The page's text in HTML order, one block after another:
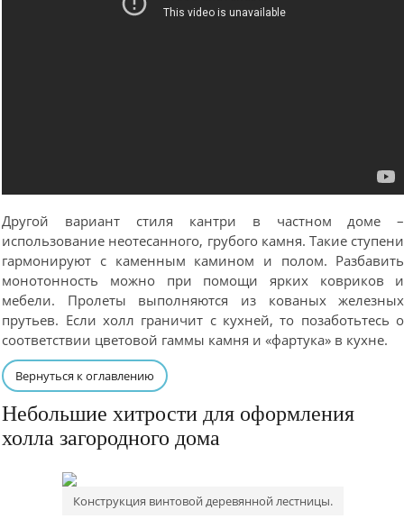
Другой вариант стиля кантри в частном доме –
использование неотесанного, грубого камня. Такие ступени
гармонируют с каменным камином и полом. Разбавить
монотонность можно при помощи ярких ковриков и
мебели. Пролеты выполняются из кованых железных
прутьев. Если холл граничит с кухней, то позаботьтесь о
соответствии цветовой гаммы камня и «фартука» в кухне.
Вернуться к оглавлению
Небольшие хитрости для оформления
холла загородного дома
Конструкция винтовой деревянной лестницы.